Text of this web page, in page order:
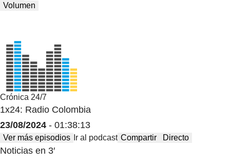
Volumen
Crónica 24/7
1x24: Radio Colombia
23/08/2024 - 01:38:13
Ver más episodios Ir al podcast Compartir Directo
Noticias en 3′